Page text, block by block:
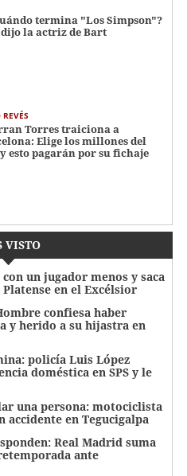
termina "Los Simpson"?
dijo la actriz de Bart
Torres traiciona a
Elige los millones del
y esto pagarán por su fichaje
VISTO
un jugador menos y saca
en el Excélsior
confiesa haber
y herido a su hijastra en
policía Luis López
doméstica en SPS y le
una persona: motociclista
accidente en Tegucigalpa
Real Madrid suma
ante